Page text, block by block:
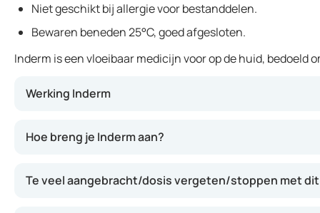
Niet geschikt bij allergie voor bestanddelen.
Bewaren beneden 25°C, goed afgesloten.
Inderm is een vloeibaar medicijn voor op de huid,
Werking Inderm
Hoe breng je Inderm aan?
Te veel aangebracht/dosis vergeten/stoppen met